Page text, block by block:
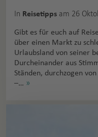
In Reisetipps am 26
Gibt es für euch auf
über einen Markt zu
Urlaubsland von seiner
Durcheinander aus
Ständen, durchzogen
–… »